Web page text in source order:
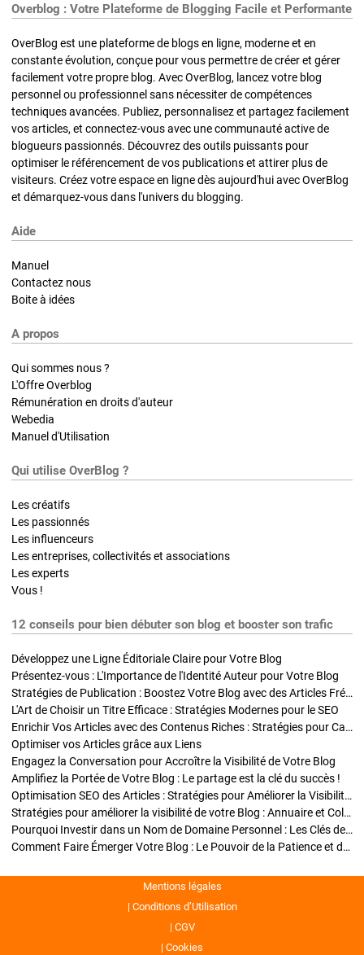
Overblog : Votre Plateforme de Blogging Facile et Performante
OverBlog est une plateforme de blogs en ligne, moderne et en
constante évolution, conçue pour vous permettre de créer et gérer
facilement votre propre blog. Avec OverBlog, lancez votre blog
personnel ou professionnel sans nécessiter de compétences
techniques avancées. Publiez, personnalisez et partagez facilement
vos articles, et connectez-vous avec une communauté active de
blogueurs passionnés. Découvrez des outils puissants pour
optimiser le référencement de vos publications et attirer plus de
visiteurs. Créez votre espace en ligne dès aujourd'hui avec OverBlog
et démarquez-vous dans l'univers du blogging.
Aide
Manuel
Contactez nous
Boite à idées
A propos
Qui sommes nous ?
L'Offre Overblog
Rémunération en droits d'auteur
Webedia
Manuel d'Utilisation
Qui utilise OverBlog ?
Les créatifs
Les passionnés
Les influenceurs
Les entreprises, collectivités et associations
Les experts
Vous !
12 conseils pour bien débuter son blog et booster son trafic
Développez une Ligne Éditoriale Claire pour Votre Blog
Présentez-vous : L'Importance de l'Identité Auteur pour Votre Blog
Stratégies de Publication : Boostez Votre Blog avec des Articles Fréquents et Exclusifs
L'Art de Choisir un Titre Efficace : Stratégies Modernes pour le SEO
Enrichir Vos Articles avec des Contenus Riches : Stratégies pour Captiver et Optimiser
Optimiser vos Articles grâce aux Liens
Engagez la Conversation pour Accroître la Visibilité de Votre Blog
Amplifiez la Portée de Votre Blog : Le partage est la clé du succès !
Optimisation SEO des Articles : Stratégies pour Améliorer la Visibilité de Votre Blog
Stratégies pour améliorer la visibilité de votre Blog : Annuaire et Collaborations
Pourquoi Investir dans un Nom de Domaine Personnel : Les Clés de la Réussite de Votre Blog
Comment Faire Émerger Votre Blog : Le Pouvoir de la Patience et de la Persévérance
Mentions légales
Conditions d’Utilisation
CGV
Cookies